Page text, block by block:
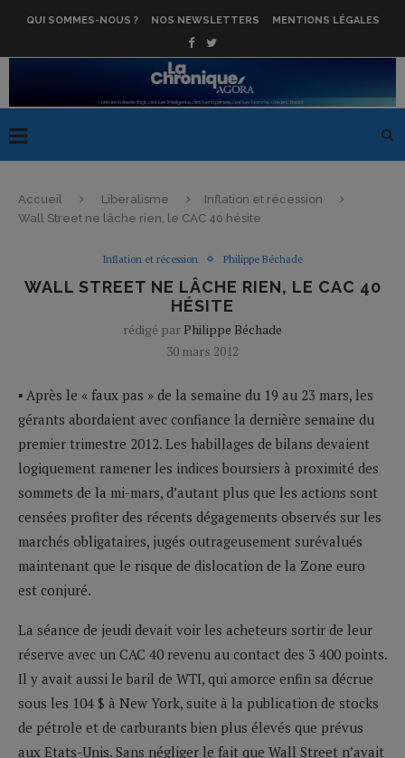
QUI SOMMES-NOUS ? NOS NEWSLETTERS MENTIONS LÉGALES
Accueil Liberalisme
Inflation et récession
Wall Street ne lâche rien, le CAC 40 hésite
Inflation et récession Philippe Béchade
WALL STREET NE LÂCHE RIEN, LE CAC 40
HÉSITE
rédigé par Philippe Béchade
30 mars 2012
▪ Après le « faux pas » de la semaine du 19 au 23 mars, les
gérants abordaient avec confiance la dernière semaine du
premier trimestre 2012. Les habillages de bilans devaient
logiquement ramener les indices boursiers à proximité des
sommets de la mi-mars, d’autant plus que les actions sont
censées profiter des récents dégagements observés sur les
marchés obligataires, jugés outrageusement surévalués
maintenant que le risque de dislocation de la Zone euro
est conjuré.
La séance de jeudi devait voir les acheteurs sortir de leur
réserve avec un CAC 40 revenu au contact des 3 400 points.
Il y avait aussi le baril de WTI, qui amorce enfin sa décrue
sous les 104 $ à New York, suite à la publication de stocks
de pétrole et de carburants bien plus élevés que prévus
aux Etats-Unis. Sans négliger le fait que Wall Street n’avait